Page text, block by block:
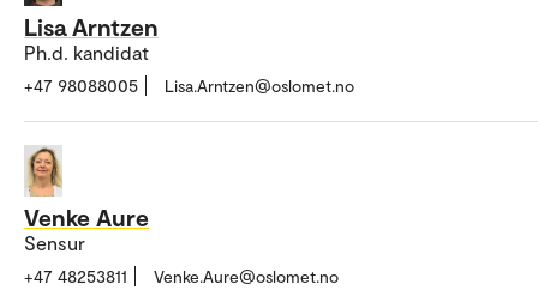
Lisa Arntzen
Ph.d. kandidat
+47 98088005 Lisa.Arntzen@oslomet.no
Venke Aure
Sensur
+47 48253811 Venke.Aure@oslomet.no